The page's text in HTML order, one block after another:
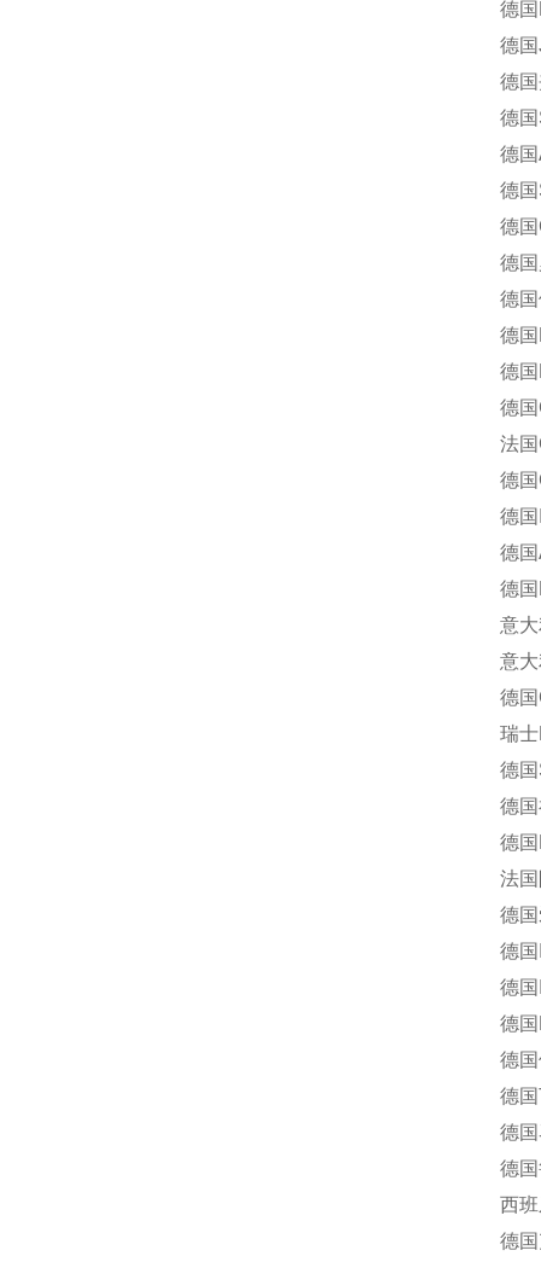
德国
德国
德国夹
德国
德国
德国
德国
德国罗
德国倍
德国
德国
德国
法国
德国
德国
德国
德国
意大利
意大利
德国
瑞士
德国
德国福
德国
法国
德国爱
德国
德国
德国
德国伦
德国
德国马
德国鲁
西班
德国克